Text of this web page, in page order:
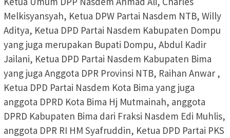
Melkisyansyah, Ketua DPW Partai Nasdem NTB, Willy
Aditya, Ketua DPD Partai Nasdem Kabupaten Dompu
yang juga merupakan Bupati Dompu, Abdul Kadir
Jailani, Ketua DPD Partai Nasdem Kabupaten Bima
yang juga Anggota DPR Provinsi NTB, Raihan Anwar ,
Ketua DPD Partai Nasdem Kota Bima yang juga
anggota DPRD Kota Bima Hj Mutmainah, anggota
DPRD Kabupaten Bima dari Fraksi Nasdem Edi Muhlis,
anggota DPR RI HM Syafruddin, Ketua DPD Partai PKS